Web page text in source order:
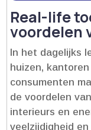
Real-life
voordelen
In het dagelijks
huizen,
consumenten
de voordelen
interieurs en
veelzijdigheid